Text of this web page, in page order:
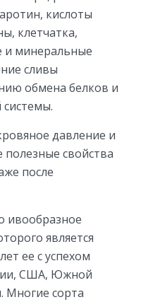
кислоты
клетчатка,
и минеральные
сливы
обмена белков и
давление и
полезные свойства
после
ивообразное
является
ее с успехом
США, Южной
Многие сорта